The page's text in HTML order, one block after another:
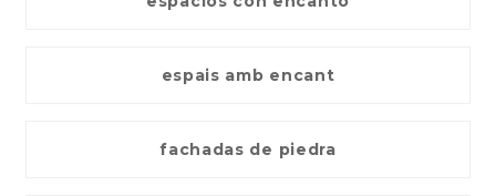
espais amb encant
fachadas de piedra